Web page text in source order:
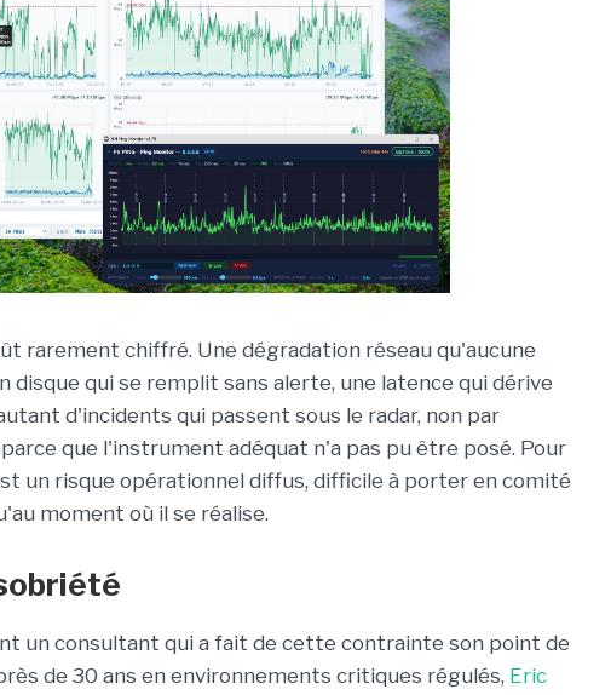
rarement chiffré. Une dégradation réseau qu'aucune
disque qui se remplit sans alerte, une latence qui dérive
d'incidents qui passent sous le radar, non par
que l'instrument adéquat n'a pas pu être posé. Pour
un risque opérationnel diffus, difficile à porter en comité
moment où il se réalise.
un consultant qui a fait de cette contrainte son point de
de 30 ans en environnements critiques régulés, Eric